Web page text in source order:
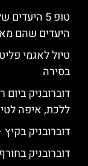
טופ 5
היעדים שהם
טיול לאגמי
בסירה
דוברובניק
ללכת, איפה
דוברובניק
דוברובניק